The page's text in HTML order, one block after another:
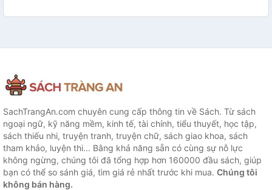
SachTrangAn.com chuyên cung cấp thông tin về Sách. Từ sách
ngoại ngữ, kỹ năng mềm, kinh tế, tài chính, tiểu thuyết, học tập,
sách thiếu nhi, truyện tranh, truyện chữ, sách giao khoa, sách
tham khảo, luyện thi... Bằng khả năng sẵn có cùng sự nỗ lực
không ngừng, chúng tôi đã tổng hợp hơn 160000 đầu sách, giúp
bạn có thể so sánh giá, tìm giá rẻ nhất trước khi mua. Chúng tôi
không bán hàng.